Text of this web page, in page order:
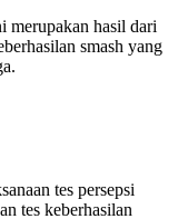
merupakan hasil dari
smash yang
tes persepsi
tes keberhasilan